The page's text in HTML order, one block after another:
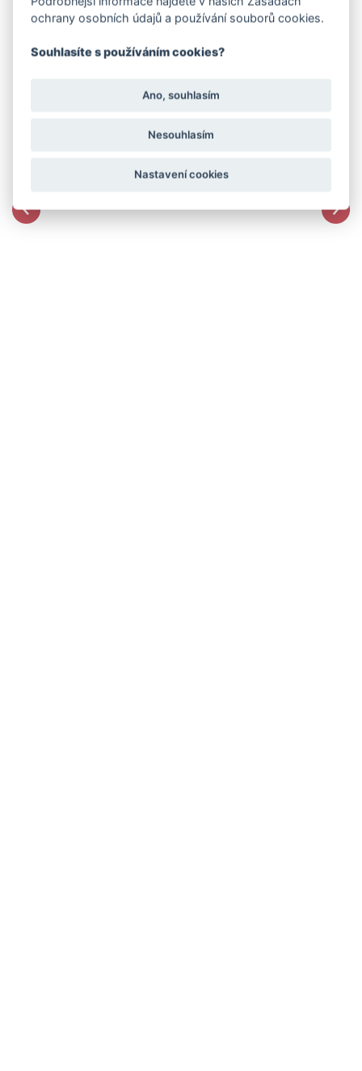
ochrany osobních údajů a používání souborů cookies.
Souhlasíte s používáním cookies?
Ano, souhlasím
Nesouhlasím
Nastavení cookies